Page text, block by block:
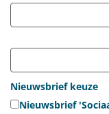
Nieuwsbrief keuze
Nieuwsbrief